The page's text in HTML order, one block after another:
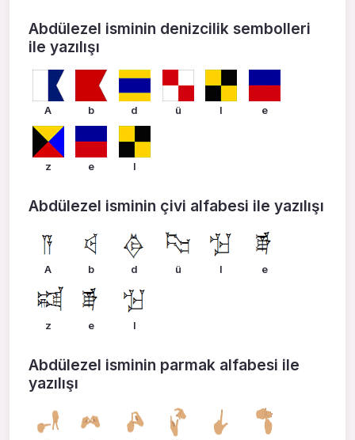
Abdülezel isminin denizcilik sembolleri
ile yazılışı
A b d ü l e
z e l
Abdülezel isminin çivi alfabesi ile yazılışı
A b d ü l e
z e l
Abdülezel isminin parmak alfabesi ile
yazılışı